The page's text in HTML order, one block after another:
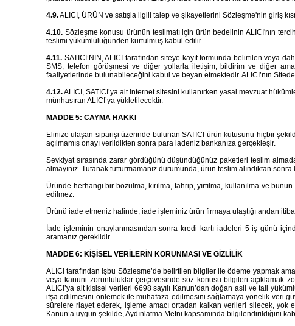
4.9.ALICI, ÜRÜN ve satışla ilgili talep ve şikayetlerini Sözleşme'nin giriş
4.10. Sözleşme konusu ürünün teslimatı için ürün bedelinin ALICI'nın
teslimi yükümlülüğünden kurtulmuş kabul edilir.
4.11. SATICI’NIN, ALICI tarafından siteye kayıt formunda belirtilen veya
SMS, telefon görüşmesi ve diğer yollarla iletişim, bildirim ve diğer
faaliyetlerinde bulunabileceğini kabul ve beyan etmektedir. ALICI’nın
4.12.ALICI, SATICI’ya ait internet sitesini kullanırken yasal mevzuat
münhasıran ALICI’ya yükletilecektir.
MADDE 5: CAYMA HAKKI
Elinize ulaşan siparişi üzerinde bulunan SATICI ürün kutusunu hiçbir
açılmamış onayı verildikten sonra para iadeniz bankanıza gerçekleşir.
Sevkiyat sırasında zarar gördüğünü düşündüğünüz paketleri teslim
almayınız. Tutanak tutturmamanız durumunda, ürün teslim alındıktan
Üründe herhangi bir bozulma, kırılma, tahrip, yırtılma, kullanılma ve
edilmez.
Ürünü iade etmeniz halinde, iade işleminiz ürün firmaya ulaştığı andan
İade işleminin onaylanmasından sonra kredi kartı iadeleri 5 iş günü
aramanız gereklidir.
MADDE 6: KİŞİSEL VERİLERİN KORUNMASI VE GİZLİLİK
ALICI tarafından işbu Sözleşme’de belirtilen bilgiler ile ödeme yapmak
veya kanuni zorunluluklar çerçevesinde söz konusu bilgileri açıklamak
ALICI’ya ait kişisel verileri 6698 sayılı Kanun’dan doğan asli ve tali
ifşa edilmesini önlemek ile muhafaza edilmesini sağlamaya yönelik veri
sürelere riayet ederek, işleme amacı ortadan kalkan verileri silecek, yok
Kanun’a uygun şekilde, Aydınlatma Metni kapsamında bilgilendirildiğini